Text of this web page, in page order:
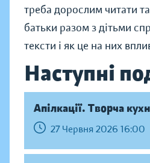
треба дорослим читати
батьки разом з дітьми
тексти і як це на них
Наступні
Апілкації. Творча
27 Червня 2026 16:00